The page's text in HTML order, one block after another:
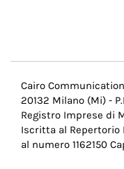
Menu
Pie
di
pagina
Cairo
20132 Milano (Mi) -
Registro Imprese di
Iscritta al Repertorio
al numero 1162150